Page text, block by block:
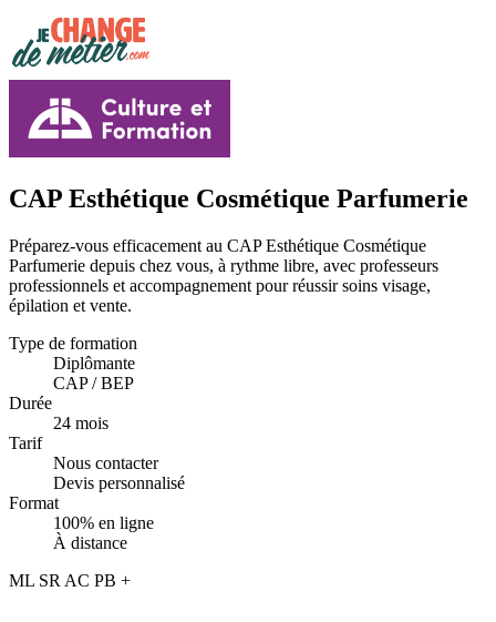
CAP Esthétique Cosmétique Parfumerie
Préparez-vous efficacement au CAP Esthétique Cosmétique
Parfumerie depuis chez vous, à rythme libre, avec professeurs
professionnels et accompagnement pour réussir soins visage,
épilation et vente.
Type de formation
Diplômante
CAP / BEP
Durée
24 mois
Tarif
Nous contacter
Devis personnalisé
Format
100% en ligne
À distance
ML SR AC PB +